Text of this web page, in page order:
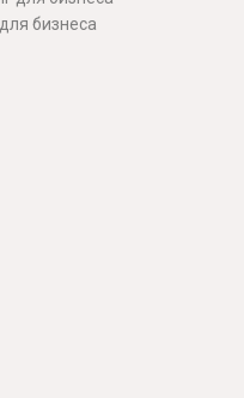
бизнеса